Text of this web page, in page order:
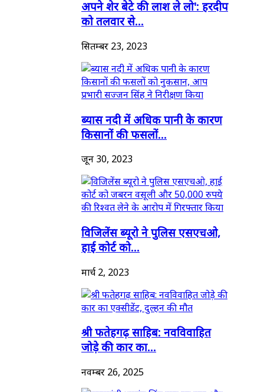
अपने शेर बेटे की लाश ले लो': हरदीप
को तलवार से...
सितम्बर 23, 2023
ब्यास नदी में अधिक पानी के कारण
किसानों की फसलों...
जून 30, 2023
विजिलेंस ब्यूरो ने पुलिस एसएचओ,
हाई कोर्ट को...
मार्च 2, 2023
श्री फतेहगढ़ साहिब: नवविवाहित
जोड़े की कार का...
नवम्बर 26, 2025